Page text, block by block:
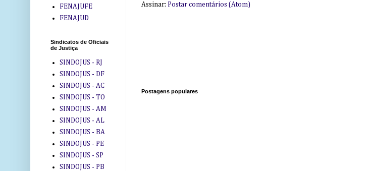
Assinar: Postar comentários (Atom)
Postagens populares
FENAJUFE
FENAJUD
Sindicatos de Oficiais
de Justiça
SINDOJUS - RJ
SINDOJUS - DF
SINDOJUS - AC
SINDOJUS - TO
SINDOJUS - AM
SINDOJUS - AL
SINDOJUS - BA
SINDOJUS - PE
SINDOJUS - SP
SINDOJUS - PB